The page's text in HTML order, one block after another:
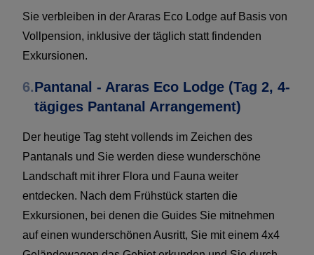
Sie verbleiben in der Araras Eco Lodge auf Basis von
Vollpension, inklusive der täglich statt findenden
Exkursionen.
6.Pantanal - Araras Eco Lodge (Tag 2, 4-
tägiges Pantanal Arrangement)
Der heutige Tag steht vollends im Zeichen des
Pantanals und Sie werden diese wunderschöne
Landschaft mit ihrer Flora und Fauna weiter
entdecken. Nach dem Frühstück starten die
Exkursionen, bei denen die Guides Sie mitnehmen
auf einen wunderschönen Ausritt, Sie mit einem 4x4